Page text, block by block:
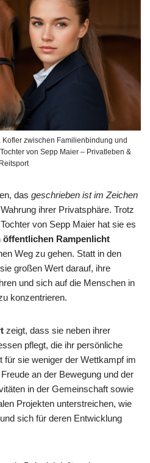
zwischen Familienbindung und
von Sepp Maier – Privatleben &
Reitsport
das geschrieben ist im Zeichen
ihrer Privatsphäre. Trotz
von Sepp Maier hat sie es
öffentlichen Rampenlicht
Weg zu gehen. Statt in den
großen Wert darauf, ihre
und sich auf die Menschen in
konzentrieren.
zeigt, dass sie neben ihrer
pflegt, die ihr persönliche
für sie weniger der Wettkampf im
an der Bewegung und der
in der Gemeinschaft sowie
Projekten unterstreichen, wie
sich für deren Entwicklung